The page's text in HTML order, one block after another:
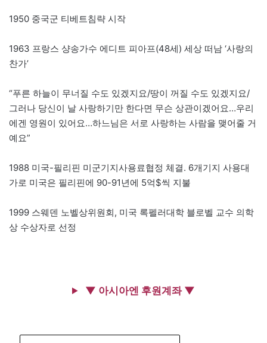
1950 중국군 티베트침략 시작
1963 프랑스 샹송가수 에디트 피아프(48세) 세상 떠남 ‘사랑의
찬가’
“푸른 하늘이 무너질 수도 있겠지요/땅이 꺼질 수도 있겠지요/
그러나 당신이 날 사랑하기만 한다면 무슨 상관이겠어요…우리
에겐 영원이 있어요…하느님은 서로 사랑하는 사람을 맺어줄 거
예요”
1988 미국-필리핀 미군기지사용료협정 체결. 6개기지 사용대
가로 미국은 필리핀에 90-91년에 5억$씩 지불
1999 스웨덴 노벨상위원회, 미국 록펠러대학 블로벨 교수 의학
상 수상자로 선정
▼ 아시아엔 후원계좌 ▼